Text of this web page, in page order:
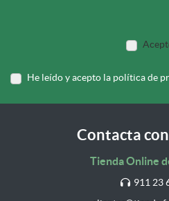
He leído y acepto la política de
Contacta
Tienda Online
911 23